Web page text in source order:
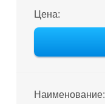
Цена:
Наименование: